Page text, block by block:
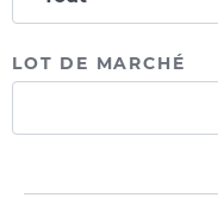
LOT DE MARCHÉ